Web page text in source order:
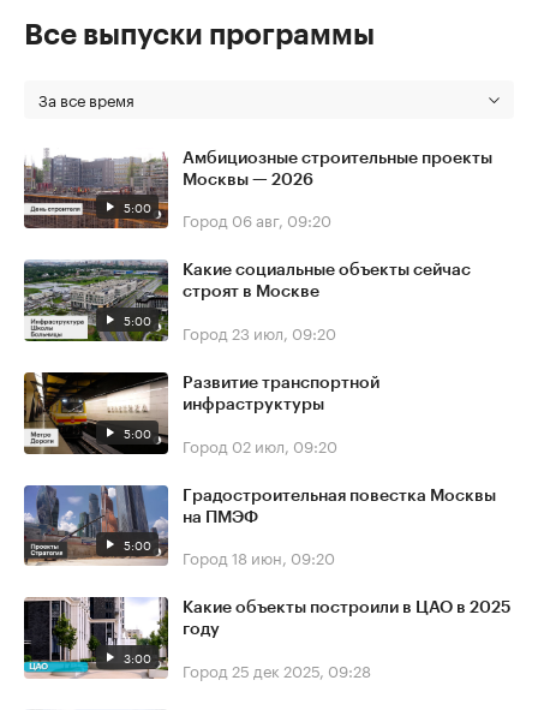
Все выпуски программы
За все время
5:00
Амбициозные строительные проекты
Москвы — 2026
Город 06 авг, 09:20
5:00
Какие социальные объекты сейчас
строят в Москве
Город 23 июл, 09:20
5:00
Развитие транспортной
инфраструктуры
Город 02 июл, 09:20
5:00
Градостроительная повестка Москвы
на ПМЭФ
Город 18 июн, 09:20
3:00
Какие объекты построили в ЦАО в 2025
году
Город 25 дек 2025, 09:28